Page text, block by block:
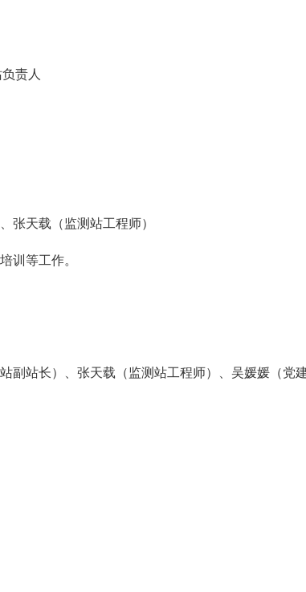
责人
张天载（监测站工程师）
训等工作。
副站长）、张天载（监测站工程师）、吴媛媛（党